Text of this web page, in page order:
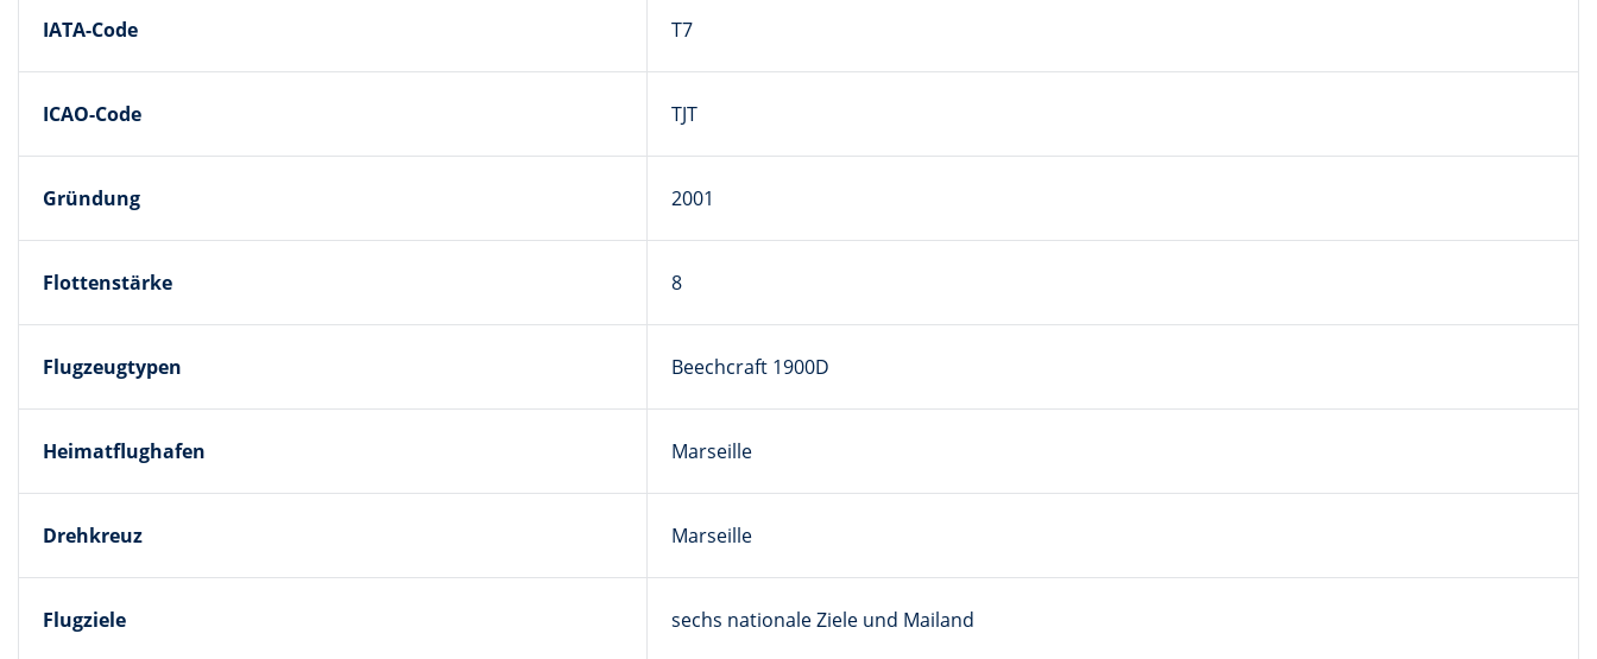
IATA-Code T7
ICAO-Code TJT
Gründung 2001
Flottenstärke 8
Flugzeugtypen Beechcraft 1900D
Heimatflughafen Marseille
Drehkreuz Marseille
Flugziele sechs nationale Ziele und Mailand